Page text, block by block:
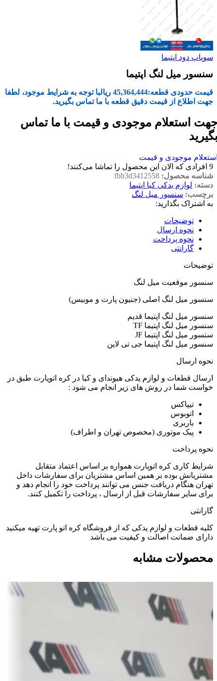
سوپاپ دود اپتیما
سنسور میل لنگ اپتیما
قیمت حدودی قطعه:45,364,444 ریالبا توجه به شرایط موجود، لطفا
جهت اطلاع از قیمت دقیق قطعه با ما تماس بگیرید.
استعلام موجودی و قیمت با ما تماس
موجودی و قیمت
9 افرادی که الان این محصول را تماشا می‌کنند!
شناسه محصول: fbb3d3412558
دسته: لوازم یدکی کیا اپتیما
برچسب: سنسور میل لنگ
به اشتراک بگذارید:
توضیحات
نحوه ارسال
نحوه پرداخت
گارانتی
توضیحات
سنسور موقعیت میل لنگ
سنسور میل لنگ اصلی (جنیون پارت و موبیس)
سنسور میل لنگ اپتیما قدیم
سنسور میل لنگ اپتیما TF
سنسور میل لنگ اپتیما JF
سنسور میل لنگ اپتیما جی تی لاین
نحوه ارسال
ارسال قطعات و لوازم یدکی هیوندای و کیا در کره اتوپارت طبق در
خواست شما در روش های زیر انجام می شود :
تیپاکس
اتوبوس
باربری
پیک موتوری (مخصوص تهران و اطراف)
نحوه پرداخت
شرایط کاری کره اتوپارت همواره بر اساس اعتماد متقابل
مشتریانش بوده بر همین اساس مشتریان برای سفارشات داخل
تهران هنگام دریافت جنس می توانند پرداخت خود را انجام دهد و
برای سایر سفارشات قبل از ارسال ، پرداخت را تکمیل کنند.
گارانتی
کلیه قطعات و لوازم یدکی که از فروشگاه کره اتو پارت تهیه میکنید
دارای ضمانت اصالت و کیفیت می باشد
محصولات مشابه